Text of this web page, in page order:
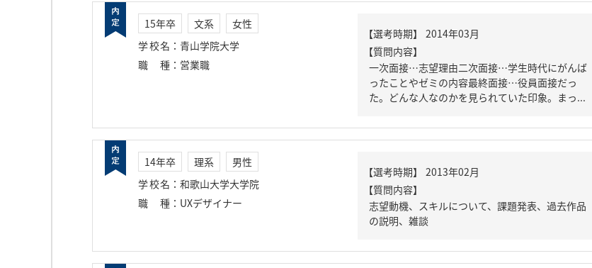
15年卒 文系
女性
学校名 ： 青山学院大学
職種 ： 営業職
【質問内容】
一次面接…志望理由二次面接…学生時代にがんば
ったことやゼミの内容最終面接…役員面接だっ
た。どんな人なのかを見られていた印象。まっ...
14年卒 理系
男性
学校名 ： 和歌山大学大学院
職種 ： UXデザイナー
【質問内容】
志望動機、スキルについて、課題発表、過去作品
の説明、雑談